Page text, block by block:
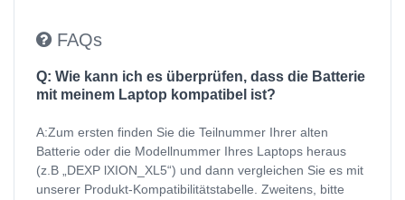
FAQs
Q: Wie kann ich es überprüfen, dass die Batterie
mit meinem Laptop kompatibel ist?
A:Zum ersten finden Sie die Teilnummer Ihrer alten
Batterie oder die Modellnummer Ihres Laptops heraus
(z.B „DEXP lXION_XL5“) und dann vergleichen Sie es mit
unserer Produkt-Kompatibilitätstabelle. Zweitens, bitte